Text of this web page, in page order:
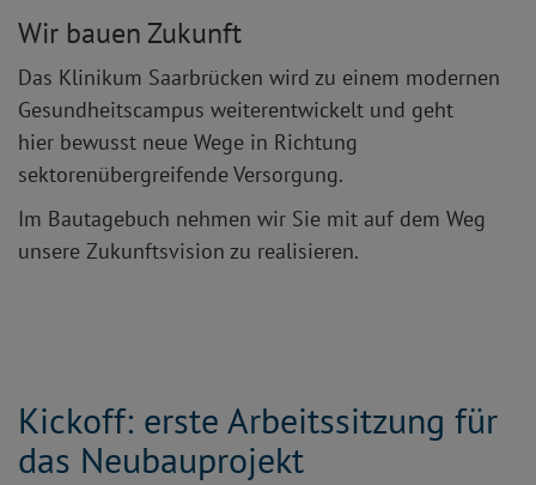
Wir bauen Zukunft
Das Klinikum Saarbrücken wird zu einem modernen
Gesundheitscampus weiterentwickelt und geht
hier bewusst neue Wege in Richtung
sektorenübergreifende Versorgung.
Im Bautagebuch nehmen wir Sie mit auf dem Weg
unsere Zukunftsvision zu realisieren.
Kickoff: erste Arbeitssitzung für
das Neubauprojekt